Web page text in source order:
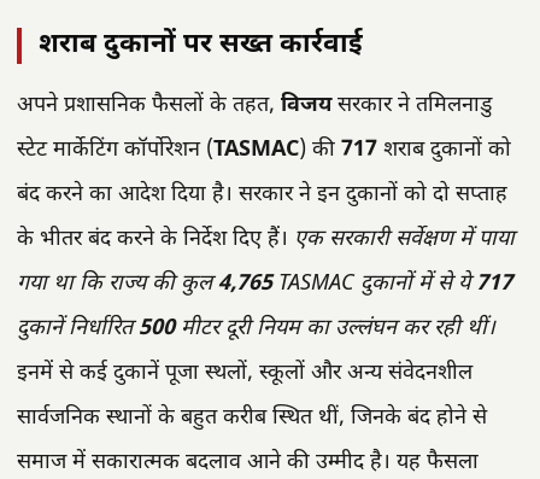
शराब दुकानों पर सख्त कार्रवाई
अपने प्रशासनिक फैसलों के तहत, विजयसरकार ने तमिलनाडु
स्टेट मार्केटिंग कॉर्पोरेशन (TASMAC) की 717 शराब दुकानों को
बंद करने का आदेश दिया है। सरकार ने इन दुकानों को दो सप्ताह
के भीतर बंद करने के निर्देश दिए हैं। एक सरकारी सर्वेक्षण में पाया
गया था कि राज्य की कुल4,765TASMAC दुकानों में से ये717
दुकानें निर्धारित500मीटर दूरी नियम का उल्लंघन कर रही थीं।
इनमें से कई दुकानें पूजा स्थलों, स्कूलों और अन्य संवेदनशील
सार्वजनिक स्थानों के बहुत करीब स्थित थीं, जिनके बंद होने से
समाज में सकारात्मक बदलाव आने की उम्मीद है। यह फैसला